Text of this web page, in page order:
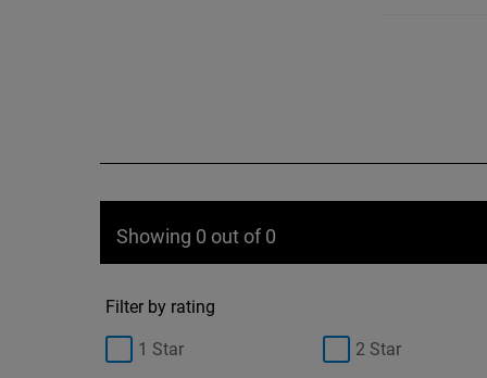
Showing 0 out of 0
Filter by rating
1 Star 2 Star